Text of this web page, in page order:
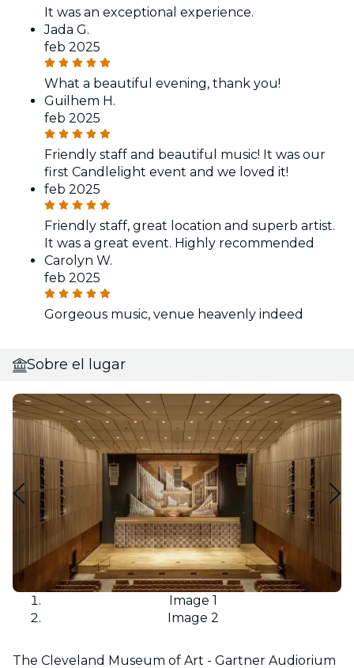
It was an exceptional experience.
Jada G.
feb 2025
What a beautiful evening, thank you!
Guilhem H.
feb 2025
Friendly staff and beautiful music! It was our
first Candlelight event and we loved it!
feb 2025
Friendly staff, great location and superb artist.
It was a great event. Highly recommended
Carolyn W.
feb 2025
Gorgeous music, venue heavenly indeed
Sobre el lugar
Image 1
Image 2
The Cleveland Museum of Art - Gartner Audiorium